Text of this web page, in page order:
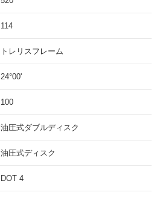
114
トレリスフレーム
24°00'
100
油圧式ダブルディスク
油圧式ディスク
DOT 4